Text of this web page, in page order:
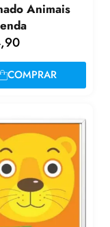
Animais
COMPRAR